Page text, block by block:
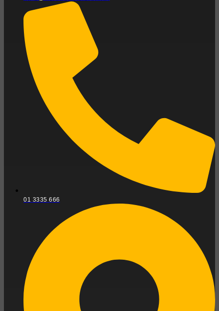
01 3335 666